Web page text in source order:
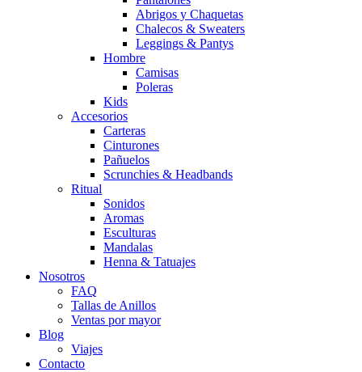
Abrigos y Chaquetas
Chalecos & Sweaters
Leggings & Pantys
Hombre
Camisas
Poleras
Kids
Accesorios
Carteras
Cinturones
Pañuelos
Scrunchies & Headbands
Ritual
Sonidos
Aromas
Esculturas
Mandalas
Henna & Tatuajes
Nosotros
FAQ
Tallas de Anillos
Ventas por mayor
Blog
Viajes
Contacto